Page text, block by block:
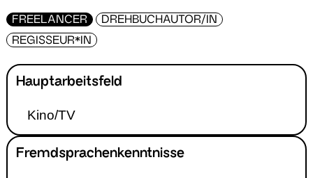
FREELANCER
DREHBUCHAUTOR/IN
REGISSEUR*IN
Hauptarbeitsfeld
Kino/TV
Fremdsprachenkenntnisse